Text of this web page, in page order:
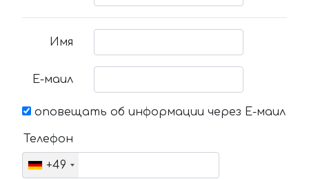
Имя
Е-маил
оповещать об информации через Е-маил
Телефон
+49